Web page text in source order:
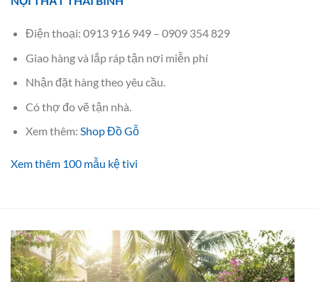
Điện thoại: 0913 916 949 – 0909 354 829
Giao hàng và lắp ráp tận nơi miễn phí
Nhận đặt hàng theo yêu cầu.
Có thợ đo vẽ tận nhà.
Xem thêm: Shop Đồ Gỗ
Xem thêm 100 mẫu kệ tivi